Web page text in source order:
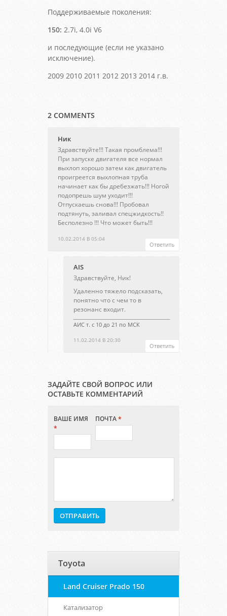
Поддерживаемые поколения:
150: 2.7i, 4.0i V6
и последующие (если не указано
исключение).
2009 2010 2011 2012 2013 2014 г.в.
2 COMMENTS
Ник
10.02.2014 В 05:04
Здравствуйте!!! Такая промблема!!!
При запуске двигателя все нормал
выхлоп хорошо затем как двигатель
проигреется выхлопная труба
начинает как бы дребезжать!!! Ногой
подопрешь шум уходит!!!
Отпускаешь снова!!! Пробовал
подтянуть, заливал спецжидкость!!
Бесполезно !!! Что может быть!!!
Ответить
AIS
11.02.2014 В 20:30
Здравствуйте, Ник!
Удаленно тяжело подсказать,
понятно что с чем то в
резонанс входит.
АИС т. с 10 до 21 по МСК
Ответить
ЗАДАЙТЕ СВОЙ ВОПРОС ИЛИ
ОСТАВЬТЕ КОММЕНТАРИЙ
ВАШЕ ИМЯ
*
ПОЧТА*
Toyota
Land Cruiser Prado 150
Катализатор